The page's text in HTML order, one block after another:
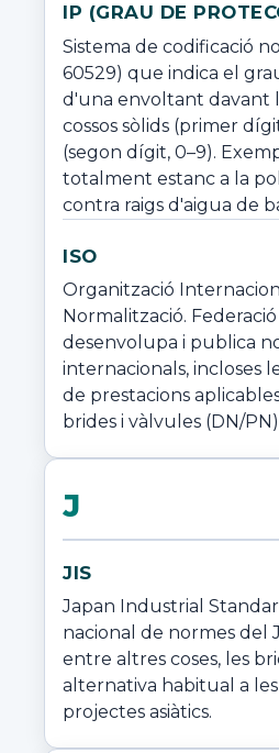
IP (GRAU DE
Sistema de codificació
60529) que indica el
d'una envoltant davant
cossos sòlids (primer
(segon dígit, 0–9).
totalment estanc a la
contra raigs d'aigua de
ISO
Organització
Normalització.
desenvolupa i publica
internacionals, incloses
de prestacions
brides i vàlvules (DN/
J
JIS
Japan Industrial
nacional de normes del
entre altres coses, les
alternativa habitual a les
projectes asiàtics.